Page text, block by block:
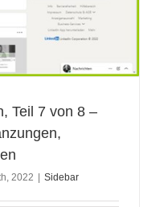
Teil 7 von 8 –
2022 | Sidebar